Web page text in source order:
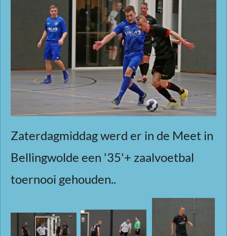
Zaterdagmiddag werd er in de Meet in
Bellingwolde een '35'+ zaalvoetbal
toernooi gehouden..